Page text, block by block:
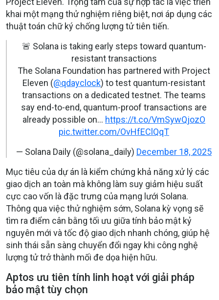
khai một mạng thử nghiệm riêng biệt, nơi áp dụng các
thuật toán chữ ký chống lượng tử tiên tiến.
🚨 Solana is taking early steps toward quantum-
resistant transactions
The Solana Foundation has partnered with Project
Eleven (@qdayclock) to test quantum-resistant
transactions on a dedicated testnet. The teams
say end-to-end, quantum-proof transactions are
already possible on… https://t.co/VmSywQjozO
pic.twitter.com/OvHfEClQqT
— Solana Daily (@solana_daily) December 18, 2025
Mục tiêu của dự án là kiểm chứng khả năng xử lý các
giao dịch an toàn mà không làm suy giảm hiệu suất
cực cao vốn là đặc trưng của mạng lưới Solana.
Thông qua việc thử nghiệm sớm, Solana kỳ vọng sẽ
tìm ra điểm cân bằng tối ưu giữa tính bảo mật kỷ
nguyên mới và tốc độ giao dịch nhanh chóng, giúp hệ
sinh thái sẵn sàng chuyển đổi ngay khi công nghệ
lượng tử trở thành mối đe dọa hiện hữu.
Aptos ưu tiên tính linh hoạt với giải pháp
bảo mật tùy chọn